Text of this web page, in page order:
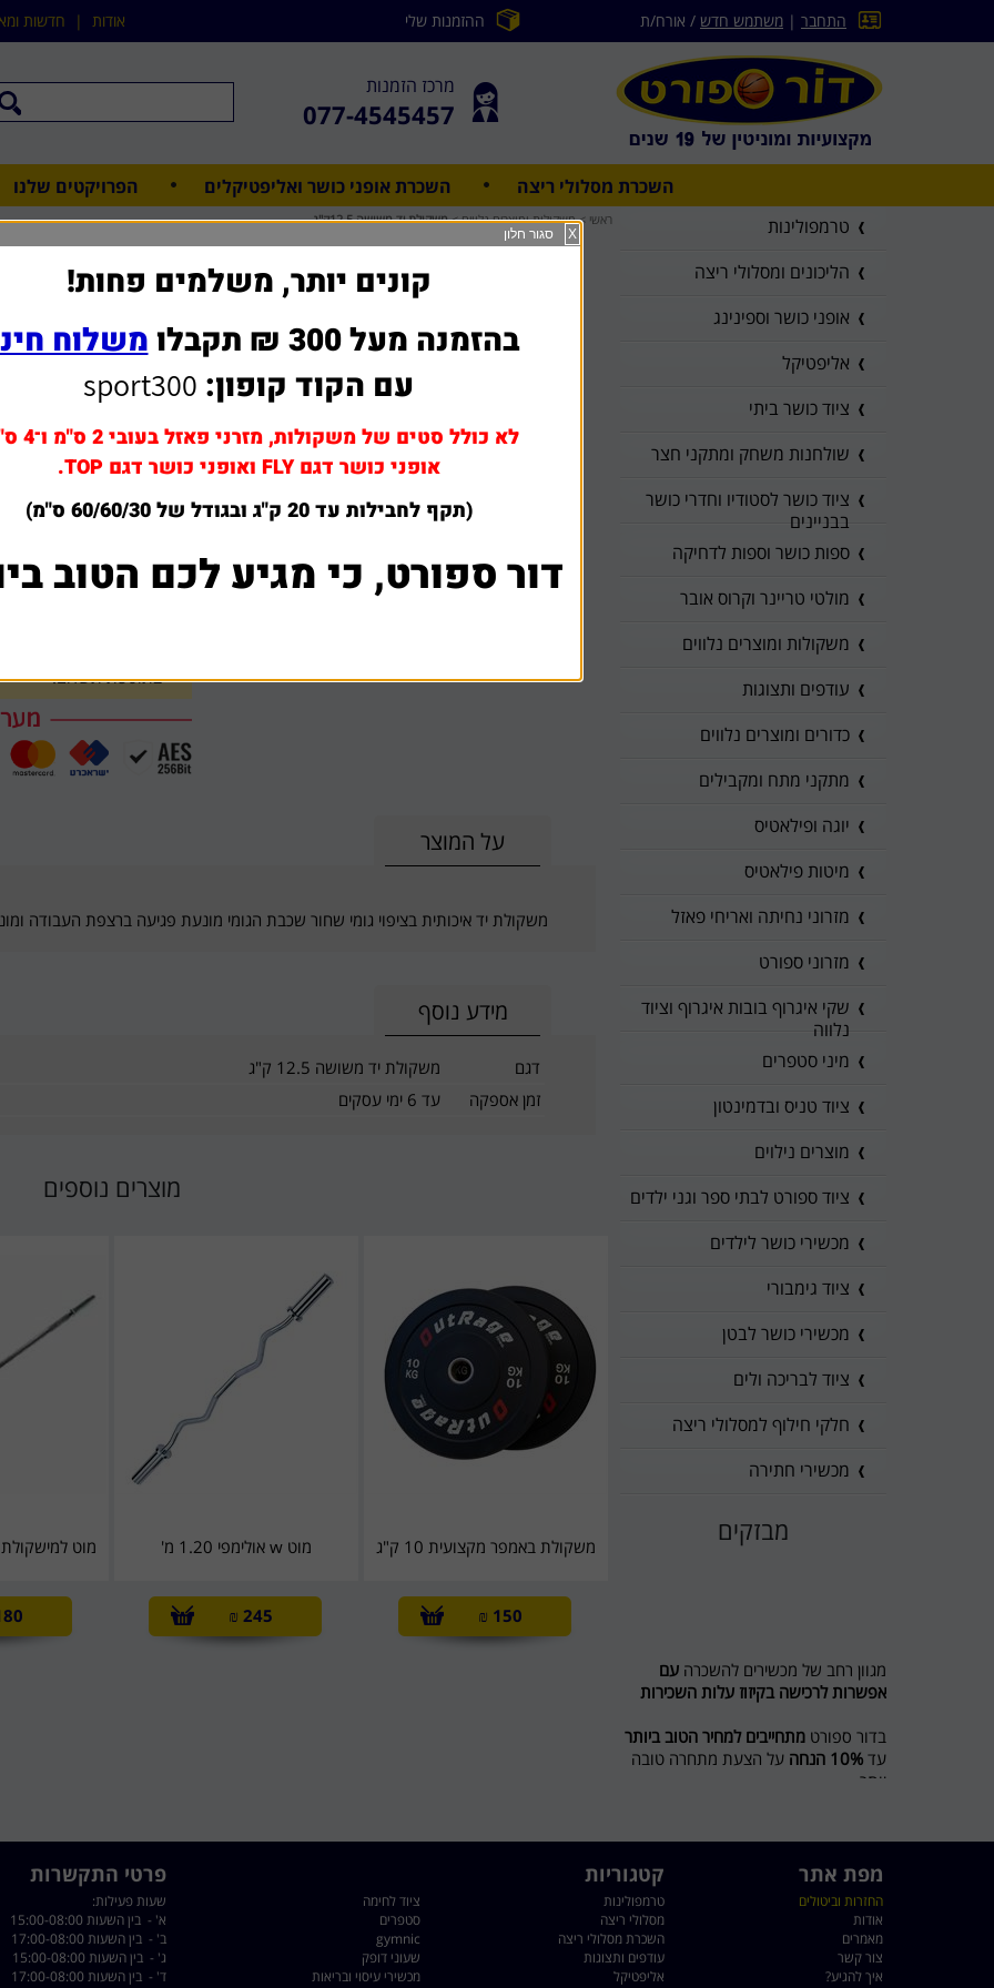
התחבר | משתמש חדש / אורח/ת ההזמנות שלי אודות | חדשות
מרכז הזמנות
077-4545457
השכרת מסלולי ריצה השכרת אופני כושר ואליפטיקלים הפרויקטים שלנו
ראשי > משקולות ומוצרים נלווים > משקולת יד משושה 12.5ק"ג
שאל אותנו על מוצר
מחיר משלוח: 0 - 39 ₪
1 הוסף לסל
חברתינו עושה כל מאמץ
במידה ומצאתם
שתפו אותנו עם קישור
בתוספת תשלום.
על המוצר
משקולת יד איכותית בציפוי גומי שחור שכבת הגומי מונעת פגיעה ברצפת העבודה
מידע נוסף
דגם
משקולת יד משושה 12.5 ק"ג
זמן אספקה
עד 6 ימי עסקים
מוצרים נוספים
משקולת באמפר מקצועית 10 ק"ג
150
₪
מוט w אולימפי 1.20 מ'
245
₪
מוט למישקולת
טרמפולינות
הליכונים ומסלולי ריצה
אופני כושר וספינינג
אליפטיקל
ציוד כושר ביתי
שולחנות משחק ומתקני חצר
ציוד כושר לסטודיו וחדרי כושר
בבניינים
ספות כושר וספות לדחיקה
מולטי טריינר וקרוס אובר
משקולות ומוצרים נלווים
עודפים ותצוגות
כדורים ומוצרים נלווים
מתקני מתח ומקבילים
יוגה ופילאטיס
מיטות פילאטיס
מזרוני נחיתה ואריחי פאזל
מזרוני ספורט
שקי איגרוף בובות איגרוף וציוד
נלווה
מיני סטפרים
ציוד טניס ובדמינטון
מוצרים נילוים
ציוד ספורט לבתי ספר וגני ילדים
מכשירי כושר לילדים
ציוד גימבורי
מכשירי כושר לבטן
ציוד לבריכה ולים
חלקי חילוף למסלולי ריצה
מכשירי חתירה
מבזקים
מגוון רחב של מכשירים להשכרה עם
אפשרות לרכישה בקיזוז עלות השכירות
בדור ספורט מתחייבים למחיר הטוב ביותר
עד
על הצעת מתחרה טובה
יותר
חודש נוסף מתנה
חדש בדור ספורט השכרת אופני כושר
ואליפטיקללפרטים 0774545457
דור ספורט כי מגיע לכם הטוב ביותר
מפת אתר קטגוריות פרטי התקשרות
החזרות וביטולים
אודות
מאמרים
צור קשר
איך להגיע?
טרמפולינות
מסלולי ריצה
השכרת מסלולי ריצה
עודפים ותצוגות
אליפטיקל
ציוד לחימה
סטפרים
gymnic
שעוני דופק
מכשירי עיסוי ובריאות
שעות פעילות:
א' - בין השעות 15:00-08:00
ב' - בין השעות 17:00-08:00
ג' - בין השעות 15:00-08:00
ד' - בין השעות 17:00-08:00
X סגור חלון
קונים יותר, משלמים פחות!
בהזמנה מעל 300 ₪ תקבלו
משלוח
עם הקוד קופון: sport300
לא כולל סטים של משקולות, מזרני פאזל בעובי 2 ס"מ ו־4 ס"מ,
אופני כושר דגם FLY ואופני כושר דגם TOP.
(תקף לחבילות עד 20 ק"ג ובגודל של 60/60/30 ס"מ)
דור ספורט, כי מגיע לכם הטוב